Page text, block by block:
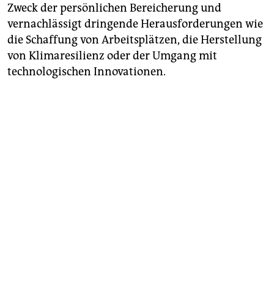
Zweck der persönlichen Bereicherung und
vernachlässigt dringende Herausforderungen wie
die Schaffung von Arbeitsplätzen, die Herstellung
von Klimaresilienz oder der Umgang mit
technologischen Innovationen.